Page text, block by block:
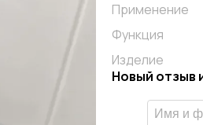
Применение
Функция
Изделие
Новый отзыв